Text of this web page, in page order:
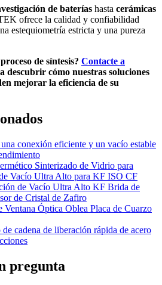
de baterías hasta cerámicas
ofrece la calidad y confiabilidad
estequiometría estricta y una pureza
de síntesis? Contacte a
descubrir cómo nuestras soluciones
mejorar la eficiencia de su
conexión eficiente y un vacío estable
Sinterizado de Vidrio para
Vacío Ultra Alto para KF ISO CF
de Vacío Ultra Alto KF Brida de
de Cristal de Zafiro
Ventana Óptica Oblea Placa de Cuarzo
cadena de liberación rápida de acero
pregunta